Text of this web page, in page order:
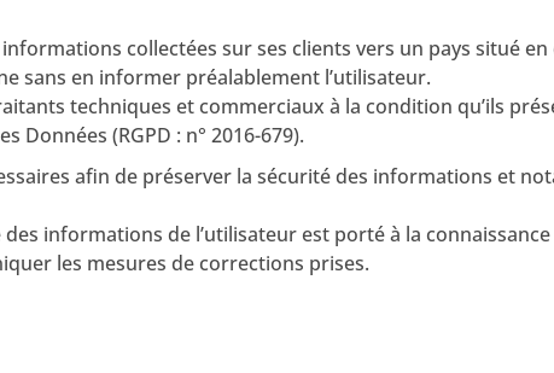
collectées sur ses clients vers un pays situé
sans en informer préalablement l’utilisateur.
techniques et commerciaux à la condition qu’ils
Données (RGPD : n° 2016-679).
afin de préserver la sécurité des informations et
informations de l’utilisateur est porté à la
les mesures de corrections prises.